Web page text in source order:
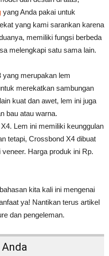
yang Anda pakai untuk
yang kami sarankan karena
memiliki fungsi berbeda
melengkapi satu sama lain.
yang merupakan lem
merekatkan sambungan
kuat dan awet, lem ini juga
bau atau warna.
Lem ini memiliki keunggulan
tetapi, Crossbond X4 dibuat
Harga produk ini Rp.
kita kali ini mengenai
ya! Nantikan terus artikel
dan pengeleman.